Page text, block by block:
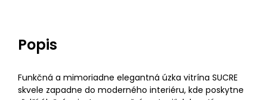
Popis
Funkčná a mimoriadne elegantná úzka vitrína SUCRE
skvele zapadne do moderného interiéru, kde poskytne